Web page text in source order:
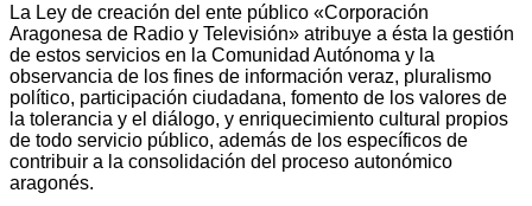
La Ley de creación del ente público «Corporación
Aragonesa de Radio y Televisión» atribuye a ésta la gestión
de estos servicios en la Comunidad Autónoma y la
observancia de los fines de información veraz, pluralismo
político, participación ciudadana, fomento de los valores de
la tolerancia y el diálogo, y enriquecimiento cultural propios
de todo servicio público, además de los específicos de
contribuir a la consolidación del proceso autonómico
aragonés.